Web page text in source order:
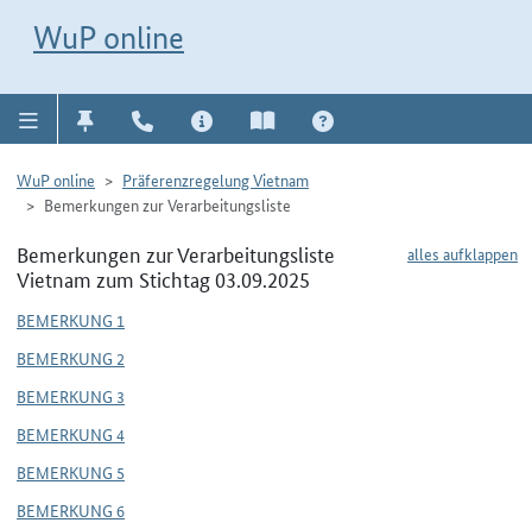
WuP online
WuP online
Präferenzregelung Vietnam
Bemerkungen zur Verarbeitungsliste
alles aufklappen
Bemerkungen zur Verarbeitungsliste
Vietnam zum Stichtag 03.09.2025
BEMERKUNG 1
BEMERKUNG 2
BEMERKUNG 3
BEMERKUNG 4
BEMERKUNG 5
BEMERKUNG 6